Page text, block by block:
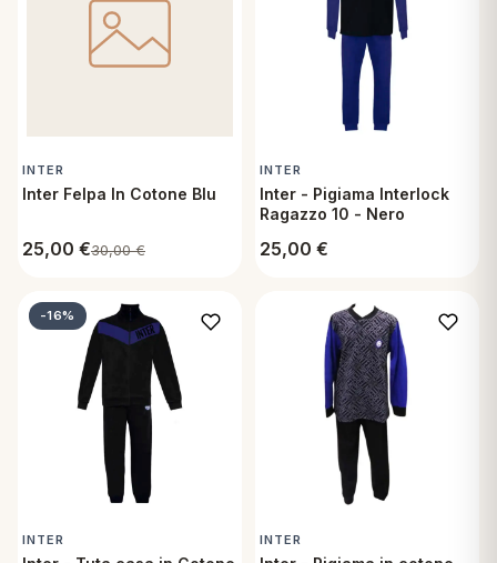
INTER
Inter Felpa In Cotone Blu
25,00 €30,00€
INTER
Inter - Pigiama Interlock
Ragazzo 10 - Nero
25,00 €
-16%
INTER INTER